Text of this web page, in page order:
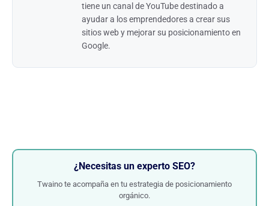
tiene un canal de YouTube destinado a
ayudar a los emprendedores a crear sus
sitios web y mejorar su posicionamiento en
Google.
¿Necesitas un experto SEO?
Twaino te acompaña en tu estrategia de posicionamiento
orgánico.